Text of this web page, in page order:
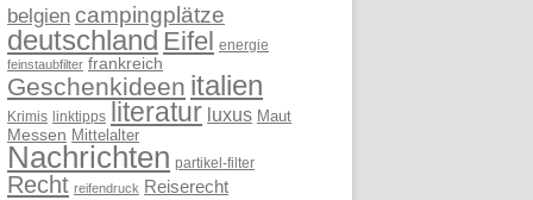
belgien campingplätze
deutschland Eifel energie
feinstaubfilter frankreich
Geschenkideen italien
Krimis linktipps literatur luxus Maut
Messen Mittelalter
Nachrichten partikel-filter
Recht reifendruck Reiserecht